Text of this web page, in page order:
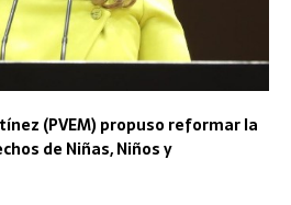
(PVEM) propuso reformar la
de Niñas, Niños y